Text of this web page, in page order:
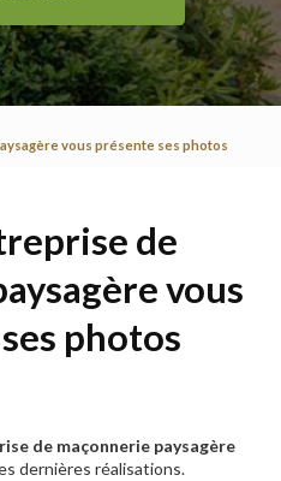
vous présente ses photos
de
vous
photos
de maçonnerie paysagère
dernières réalisations.